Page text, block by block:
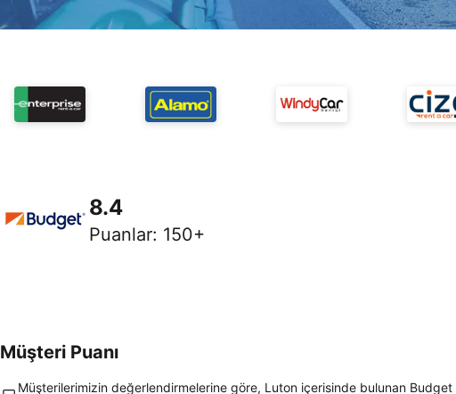
8.4
Puanlar: 150+
Müşteri Puanı
Müşterilerimizin değerlendirmelerine göre, Luton içerisinde bulunan Budget